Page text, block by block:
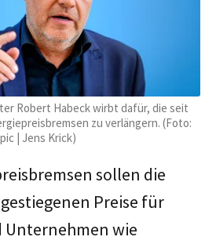
Robert Habeck wirbt dafür, die seit
zu verlängern. (Foto:
| Jens Krick)
sollen die
Preise für
Unternehmen wie